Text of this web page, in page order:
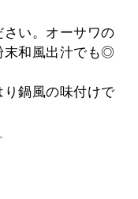
い。オーサワの
末和風出汁でも◎
鍋風の味付けで